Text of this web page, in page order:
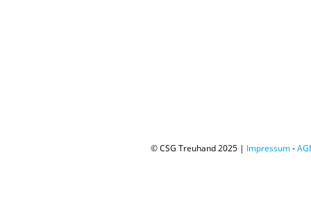
© CSG Treuhand 2025 | Impressum-